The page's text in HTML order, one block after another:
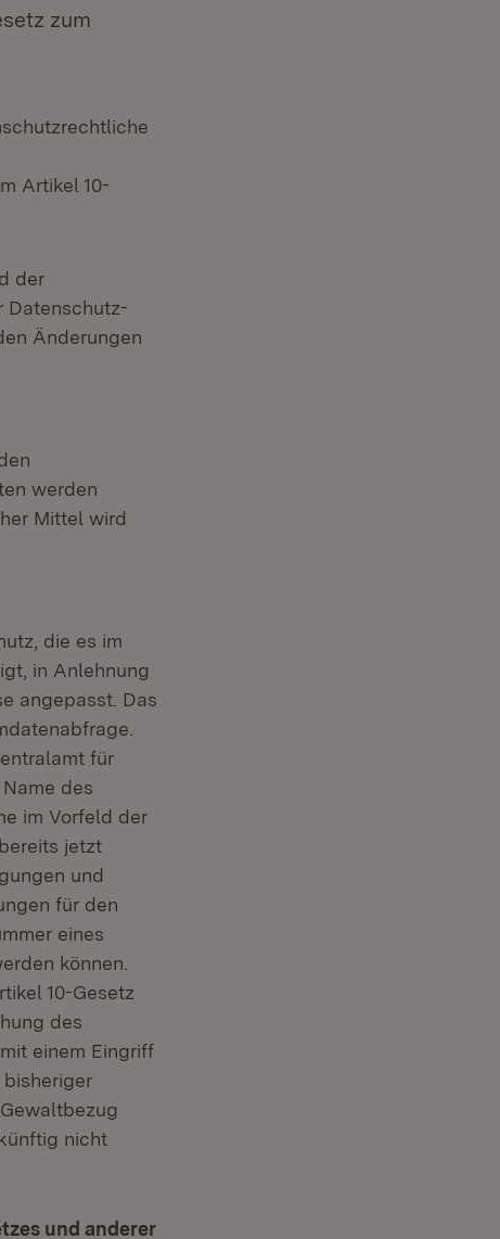
zum
Artikel 10-
der
Datenschutz-
Änderungen
werden
Mittel wird
die es im
in Anlehnung
angepasst. Das
für
des
im Vorfeld der
jetzt
und
für den
eines
können.
10-Gesetz
des
einem Eingriff
nicht
und anderer